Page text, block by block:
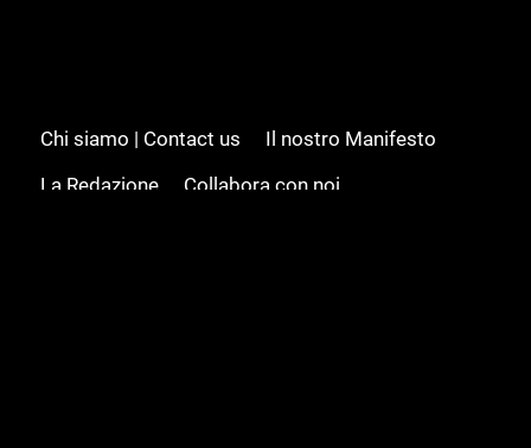
Chi siamo | Contact us
Il nostro Manifesto
La Redazione
Collabora con noi